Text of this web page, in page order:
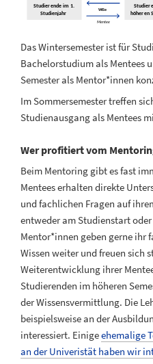
Das Wintersemester ist für
Bachelorstudium als Mentees
Semester als Mentor*innen
Im Sommersemester treffen
Studienausgang als Mentees
Wer profitiert vom
Beim Mentoring gibt es fast
Mentees erhalten direkte
und fachlichen Fragen auf
entweder am Studienstart
Mentor*innen geben gerne ihr
Wissen weiter und freuen sich
Weiterentwicklung ihrer
Studierenden im höheren
der Wissensvermittlung. Die
beispielsweise an der
interessiert. Einigeehemalige
an der Univeristät haben wir